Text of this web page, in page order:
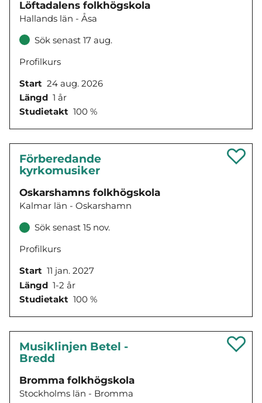
Löftadalens folkhögskola
Hallands län - Åsa
Sök senast 17 aug.
Profilkurs
Start 24 aug. 2026
Längd 1 år
Studietakt 100 %
Förberedande
kyrkomusiker
Oskarshamns folkhögskola
Kalmar län - Oskarshamn
Sök senast 15 nov.
Profilkurs
Start 11 jan. 2027
Längd 1-2 år
Studietakt 100 %
Musiklinjen Betel -
Bredd
Bromma folkhögskola
Stockholms län - Bromma